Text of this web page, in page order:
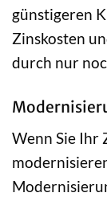
günstigeren
Zinskosten
durch nur
Wenn Sie Ihr